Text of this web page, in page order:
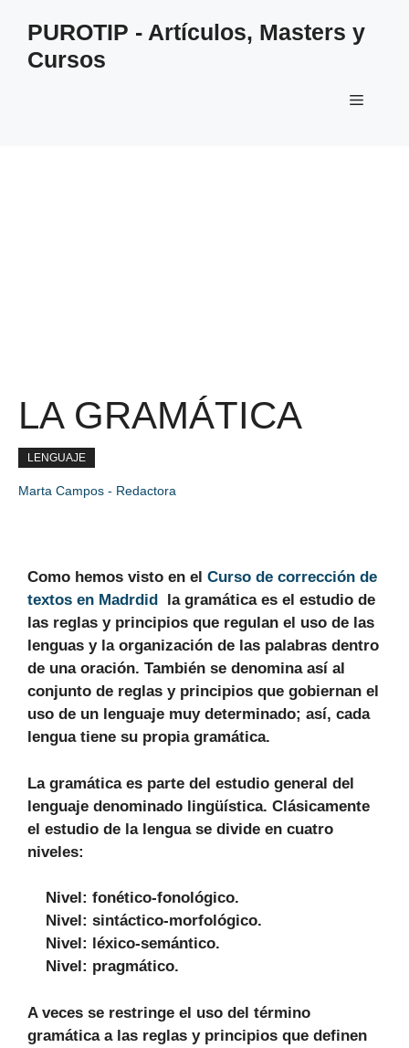
contenido
PUROTIP - Artículos, Masters y
Cursos
Menú
LA GRAMÁTICA
LENGUAJE
Marta Campos - Redactora
Como hemos visto en el Curso de corrección de
textos en Madrdid la gramática es el estudio de
las reglas y principios que regulan el uso de las
lenguas y la organización de las palabras dentro
de una oración. También se denomina así al
conjunto de reglas y principios que gobiernan el
uso de un lenguaje muy determinado; así, cada
lengua tiene su propia gramática.
La gramática es parte del estudio general del
lenguaje denominado lingüística. Clásicamente
el estudio de la lengua se divide en cuatro
niveles:
Nivel: fonético-fonológico.
Nivel: sintáctico-morfológico.
Nivel: léxico-semántico.
Nivel: pragmático.
A veces se restringe el uso del término
gramática a las reglas y principios que definen